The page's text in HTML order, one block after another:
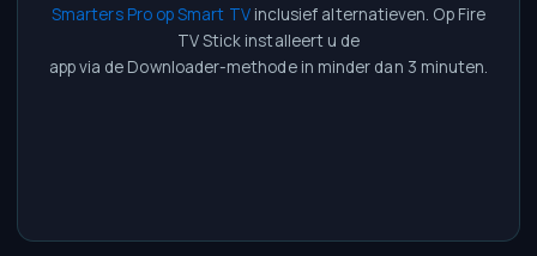
Smarters Pro op Smart TVinclusief alternatieven. Op Fire
TV Stick installeert u de
app via de Downloader-methode in minder dan 3 minuten.